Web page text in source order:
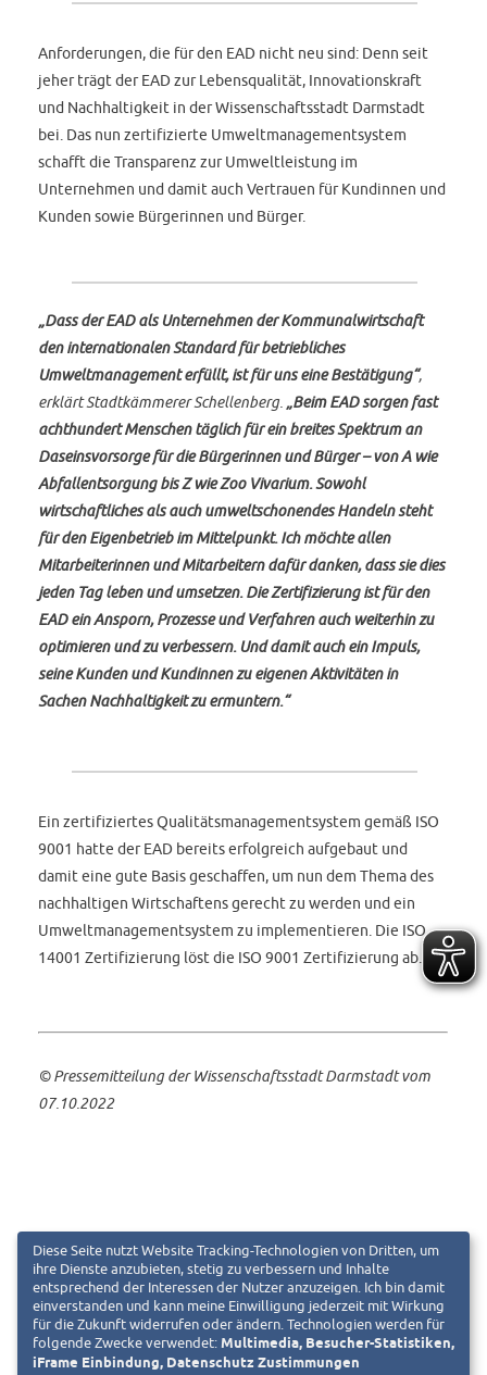
Anforderungen, die für den EAD nicht neu sind: Denn seit
jeher trägt der EAD zur Lebensqualität, Innovationskraft
und Nachhaltigkeit in der Wissenschaftsstadt Darmstadt
bei. Das nun zertifizierte Umweltmanagementsystem
schafft die Transparenz zur Umweltleistung im
Unternehmen und damit auch Vertrauen für Kundinnen und
Kunden sowie Bürgerinnen und Bürger.
„Dass der EAD als Unternehmen der Kommunalwirtschaft
den internationalen Standard für betriebliches
Umweltmanagement erfüllt, ist für uns eine Bestätigung“,
erklärt Stadtkämmerer Schellenberg. „Beim EAD sorgen fast
achthundert Menschen täglich für ein breites Spektrum an
Daseinsvorsorge für die Bürgerinnen und Bürger – von A wie
Abfallentsorgung bis Z wie Zoo Vivarium. Sowohl
wirtschaftliches als auch umweltschonendes Handeln steht
für den Eigenbetrieb im Mittelpunkt. Ich möchte allen
Mitarbeiterinnen und Mitarbeitern dafür danken, dass sie dies
jeden Tag leben und umsetzen. Die Zertifizierung ist für den
EAD ein Ansporn, Prozesse und Verfahren auch weiterhin zu
optimieren und zu verbessern. Und damit auch ein Impuls,
seine Kunden und Kundinnen zu eigenen Aktivitäten in
Sachen Nachhaltigkeit zu ermuntern.“
Ein zertifiziertes Qualitätsmanagementsystem gemäß ISO
9001 hatte der EAD bereits erfolgreich aufgebaut und
damit eine gute Basis geschaffen, um nun dem Thema des
nachhaltigen Wirtschaftens gerecht zu werden und ein
Umweltmanagementsystem zu implementieren. Die ISO
14001 Zertifizierung löst die ISO 9001 Zertifizierung ab.
©Pressemitteilung der Wissenschaftsstadt Darmstadtvom
07.10.2022
Diese Seite nutzt Website Tracking-Technologien von Dritten, um
ihre Dienste anzubieten, stetig zu verbessern und Inhalte
entsprechend der Interessen der Nutzer anzuzeigen. Ich bin damit
einverstanden und kann meine Einwilligung jederzeit mit Wirkung
für die Zukunft widerrufen oder ändern. Technologien werden für
folgende Zwecke verwendet: Multimedia, Besucher-Statistiken,
iFrame Einbindung, Datenschutz Zustimmungen